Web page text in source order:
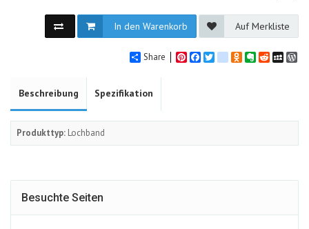
In den Warenkorb Auf Merkliste
Share PinterestFacebook
Twittergoogle_bookmarks
Odnoklassniki
Evernote
Reddit
Beschreibung Spezifikation
Produkttyp: Lochband
Besuchte Seiten